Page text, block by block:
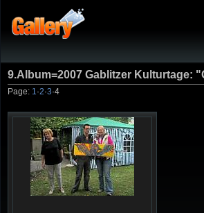
9.Album=2007 Gablitzer Kulturtage:
Page: 1 ·2·3·4